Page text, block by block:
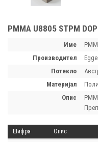
PMMA U8805 STPM
Име
производител
потекло
материјал
опис
Шифра Опис